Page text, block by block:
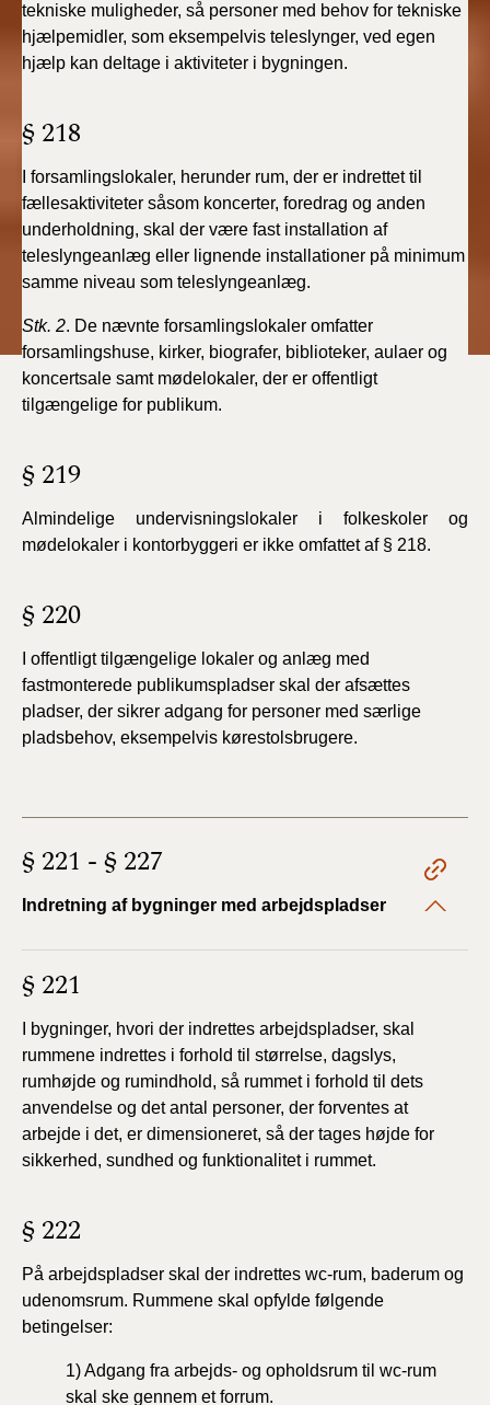
tekniske muligheder, så personer med behov for tekniske
hjælpemidler, som eksempelvis teleslynger, ved egen
hjælp kan deltage i aktiviteter i bygningen.
§ 218
I forsamlingslokaler, herunder rum, der er indrettet til
fællesaktiviteter såsom koncerter, foredrag og anden
underholdning, skal der være fast installation af
teleslyngeanlæg eller lignende installationer på minimum
samme niveau som teleslyngeanlæg.
Stk. 2. De nævnte forsamlingslokaler omfatter
forsamlingshuse, kirker, biografer, biblioteker, aulaer og
koncertsale samt mødelokaler, der er offentligt
tilgængelige for publikum.
§ 219
Almindelige undervisningslokaler i folkeskoler og
mødelokaler i kontorbyggeri er ikke omfattet af § 218.
§ 220
I offentligt tilgængelige lokaler og anlæg med
fastmonterede publikumspladser skal der afsættes
pladser, der sikrer adgang for personer med særlige
pladsbehov, eksempelvis kørestolsbrugere.
§ 221 - § 227
Indretning af bygninger med arbejdspladser
§ 221
I bygninger, hvori der indrettes arbejdspladser, skal
rummene indrettes i forhold til størrelse, dagslys,
rumhøjde og rumindhold, så rummet i forhold til dets
anvendelse og det antal personer, der forventes at
arbejde i det, er dimensioneret, så der tages højde for
sikkerhed, sundhed og funktionalitet i rummet.
§ 222
På arbejdspladser skal der indrettes wc-rum, baderum og
udenomsrum. Rummene skal opfylde følgende
betingelser:
1)Adgang fra arbejds- og opholdsrum til wc-rum
skal ske gennem et forrum.